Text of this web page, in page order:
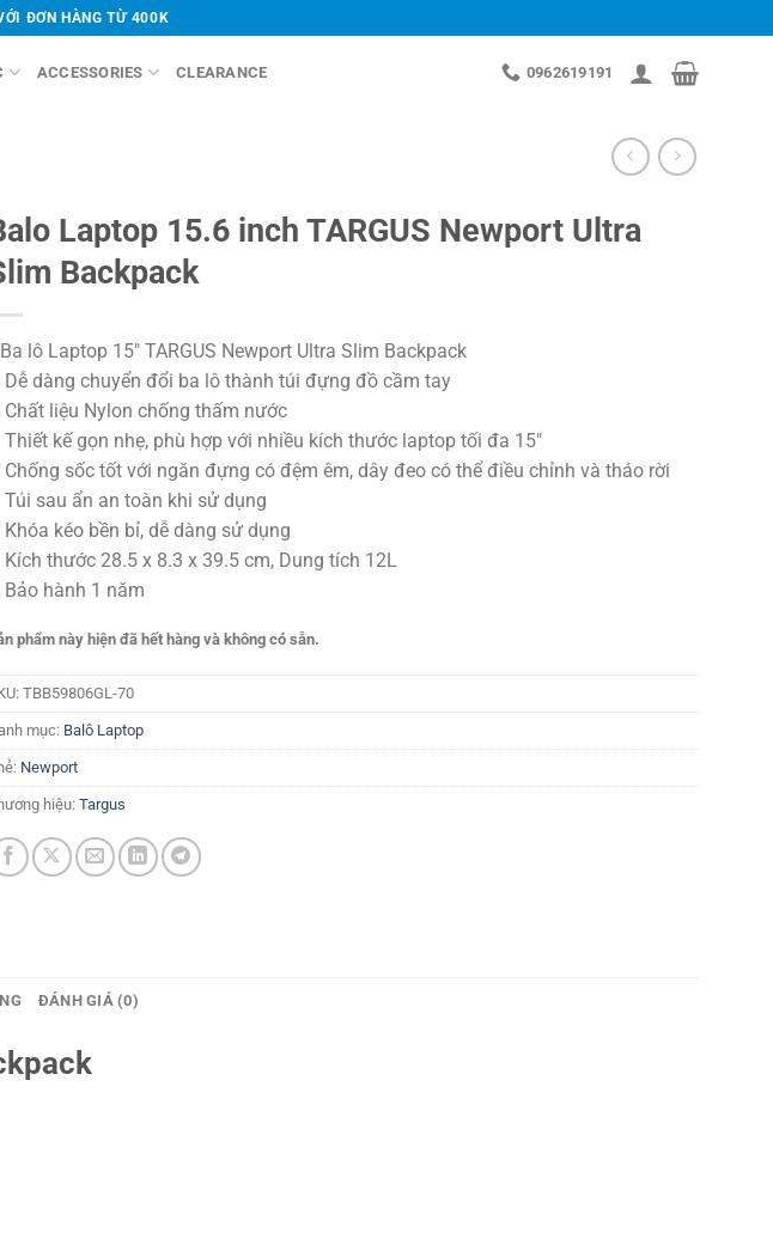
ĐƠN HÀNG TỪ 400K
ACCESSORIES CLEARANCE 0962619191
Laptop 15.6 inch TARGUS Newport Ultra
Backpack
Ba lô Laptop 15″ TARGUS Newport Ultra Slim Backpack
Dễ dàng chuyển đổi ba lô thành túi đựng đồ cầm tay
Chất liệu Nylon chống thấm nước
Thiết kế gọn nhẹ, phù hợp với nhiều kích thước laptop tối đa 15″
Chống sốc tốt với ngăn đựng có đệm êm, dây đeo có thể điều chỉnh và tháo rời
Túi sau ẩn an toàn khi sử dụng
kéo bền bỉ, dễ dàng sử dụng
Kích thước 28.5 x 8.3 x 39.5 cm, Dung tích 12L
Bảo hành 1 năm
phẩm này hiện đã hết hàng và không có sẵn.
TBB59806GL-70
mục: Balô Laptop
Newport
hiệu: Targus
ĐÁNH GIÁ (0)